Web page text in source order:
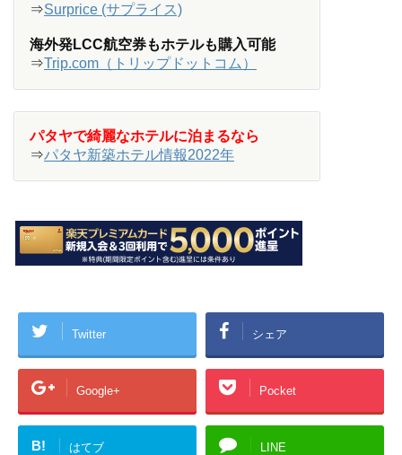
⇒Surprice (サプライス)
海外発LCC航空券もホテルも購入可能
⇒Trip.com（トリップドットコム）
パタヤで綺麗なホテルに泊まるなら
⇒パタヤ新築ホテル情報2022年
Twitter シェア
Google+ Pocket
B! はてブ LINE